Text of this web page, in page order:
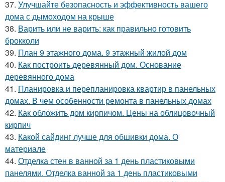
37. Улучшайте безопасность и эффективность вашего
дома с дымоходом на крыше
38. Варить или не варить: как правильно готовить
брокколи
39. План 9 этажного дома. 9 этажный жилой дом
40. Как построить деревянный дом. Основание
деревянного дома
41. Планировка и перепланировка квартир в панельных
домах. В чем особенности ремонта в панельных домах
42. Как обложить дом кирпичом. Цены на облицовочный
кирпич
43. Какой сайдинг лучше для обшивки дома. О
материале
44. Отделка стен в ванной за 1 день пластиковыми
панелями. Отделка ванной за 1 день пластиковыми